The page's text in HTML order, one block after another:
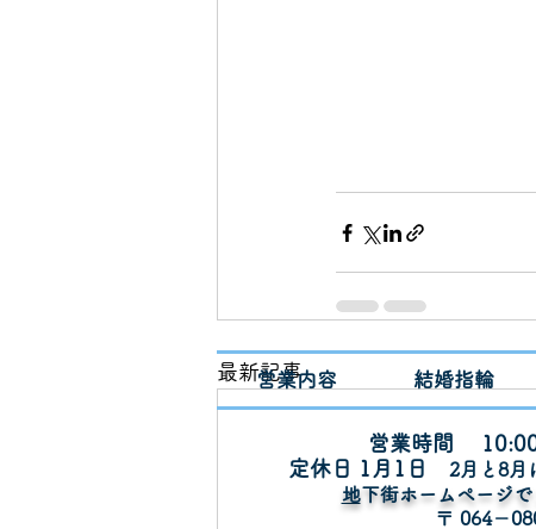
最新記事
営業内容 結婚指輪
営業時間
定休日 1月1 日 ​2月と8月
​地下街ホームページ
〒 064－